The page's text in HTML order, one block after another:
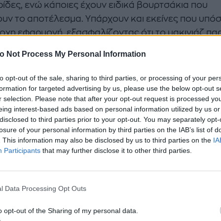
Not Process My Personal Information
opt-out of the sale, sharing to third parties, or processing of your
for targeted advertising by us, please use the below opt-out
selection. Please note that after your opt-out request is processed
interest-based ads based on personal information utilized by us
to third parties prior to your opt-out. You may separately
of your personal information by third parties on the IAB’s list of
This information may also be disclosed by us to third parties on the
Participants that may further disclose it to other third parties.
Data Processing Opt Outs
opt-out of the Sharing of my personal data.
ενώ κάποιες έχουν ειδικά βουρτσάκια που
το αποτέλεσμα. Υπάρχουν και εκείνες που
εφαρμογή, εξασφαλίζοντας ότι το μακιγιάζ
σε κάθε επιδερμίδα
δεν είναι όλες οι μάσκαρες το ίδιο
το αποτέλεσμα μπορεί να είναι
με κάποιες να αφήνουν μουντζούρες
ή να κολλάνε τις βλεφαρίδες μεταξύ τους,
τον λόγο, η επιλογή της σωστής mascara είναι
για την επιτυχία του μακιγιάζ.